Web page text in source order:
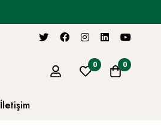
0 0
İletişim